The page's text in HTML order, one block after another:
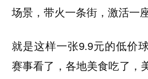
场景，带火一条街，激活一座
就是这样一张9.9元的低价
赛事看了，各地美食吃了，